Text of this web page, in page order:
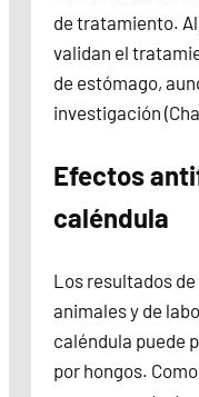
de tratamiento.
validan el
de estómago,
investigación
Efectos
caléndula
Los resultados
animales y de
caléndula puede
por hongos.